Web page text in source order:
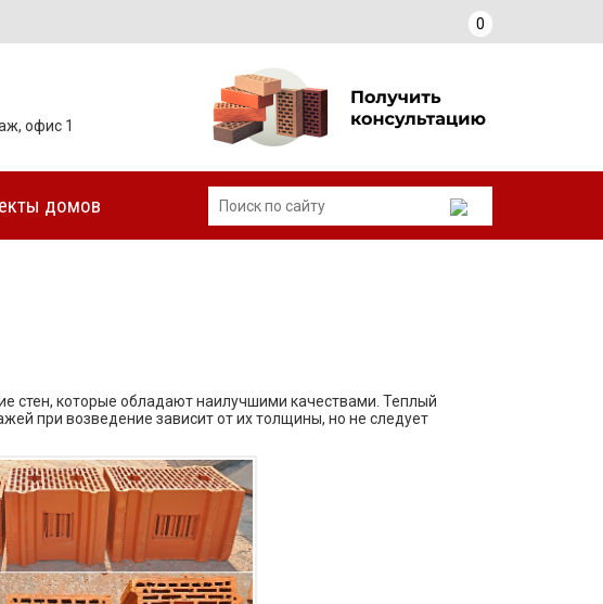
0
офис 1
домов
стен, которые обладают наилучшими качествами. Теплый
при возведение зависит от их толщины, но не следует